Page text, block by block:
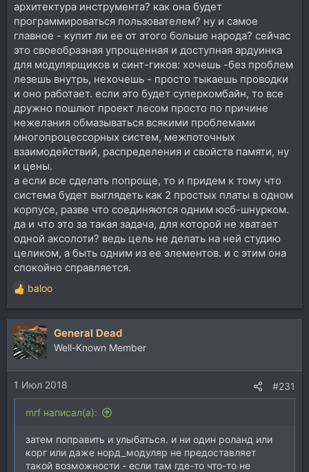
архитектура инструмента? как она будет
программироваться пользователем? ну и самое
главное - купит ли ее от этого больше народа? сейчас
это своеобразная упрощенная и доступная ардуинка
для модулярщиков и синт-гиков: хочешь -без проблем
лезешь внутрь, нехочешь - просто тыкаешь проводки
и оно работает. если это будет суперкомбайн, то все
дружно пошлют проект лесом просто по причине
нежелания обмазываться всякими проблемами
многопроцессорных систем, межпоточных
взаимодействий, распределения и свойств памяти, ну
и цены.
а если все сделать попроще, то и придем к тому что
система будет выглядеть как 2 простых платы в одном
корпусе, разве что соединяются одним юсб-шнурком.
да и что это за такая задача, для которой не хватает
одной аксолоти? ведь цель не делать на ней студию
целиком, а быть одним из ее элементов. и с этим она
спокойно справляется.
Р
е
а
к
ц
и
и
:
baloo
General Dead
Well-Known Member
1 Июл 2018 #231
mrf написал(а):
затем поправить и улыбаться. и ни один роланд или
корг или даже норд_модуляр не предоставляет
такой возможности - если там где-то что-то не